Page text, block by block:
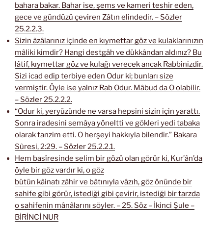
bahara bakar. Bahar ise, şems ve kameri teshir eden,
gece ve gündüzü çeviren Zâtın elindedir. – Sözler
25.2.2.3.
Sizin âzâlarınız içinde en kıymettar göz ve kulaklarınızın
mâliki kimdir? Hangi destgâh ve dükkândan aldınız? Bu
lâtif, kıymettar göz ve kulağı verecek ancak Rabbinizdir.
Sizi icad edip terbiye eden Odur ki; bunları size
vermiştir. Öyle ise yalnız Rab Odur. Mâbud da O olabilir.
– Sözler 25.2.2.2.
“Odur ki, yeryüzünde ne varsa hepsini sizin için yarattı.
Sonra iradesini semâya yöneltti ve gökleri yedi tabaka
olarak tanzim etti. O herşeyi hakkıyla bilendir.” Bakara
Sûresi, 2:29. – Sözler 25.2.2.1.
Hem basîresinde selim bir gözü olan görür ki, Kur’ân’da
öyle bir göz vardır ki, o göz
bütün kâinatı zâhir ve bâtınıyla vâzıh, göz önünde bir
sahife gibi görür, istediği gibi çevirir, istediği bir tarzda
o sahifenin mânâlarını söyler. – 25. Söz – İkinci Şule –
BİRİNCİ NUR